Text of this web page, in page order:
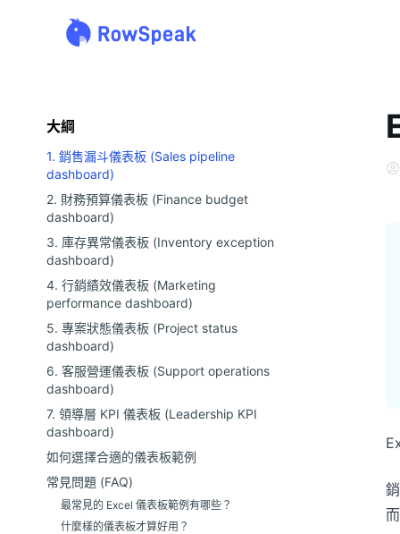
大綱
1. 銷售漏斗儀表板 (Sales pipeline
dashboard)
2. 財務預算儀表板 (Finance budget
dashboard)
3. 庫存異常儀表板 (Inventory exception
dashboard)
4. 行銷績效儀表板 (Marketing
performance dashboard)
5. 專案狀態儀表板 (Project status
dashboard)
6. 客服營運儀表板 (Support operations
dashboard)
7. 領導層 KPI 儀表板 (Leadership KPI
dashboard)
如何選擇合適的儀表板範例
常見問題 (FAQ)
最常見的 Excel 儀表板範例有哪些？
什麼樣的儀表板才算好用？